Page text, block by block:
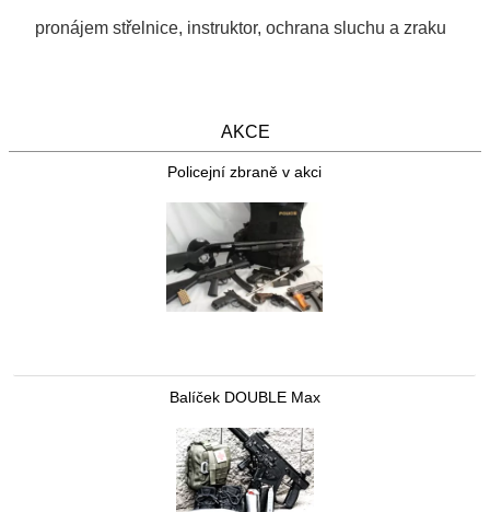
pronájem střelnice, instruktor, ochrana sluchu a zraku
AKCE
Policejní zbraně v akci
Balíček DOUBLE Max